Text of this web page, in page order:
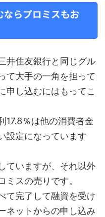
ならプロミスもお
井住友銀行と同じグル
て大手の一角を担って
申し込むにはもってこ
17.8％は他の消費者金
設定になっています
ていますが、それ以外
ミスの売りです。
て完了して融資を受け
ネットからの申し込み